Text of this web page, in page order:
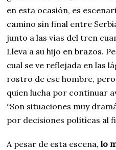
en esta ocasión, es
camino sin final entre
junto a las vías del tren
Lleva a su hijo en brazos.
cual se ve reflejada en las
rostro de ese hombre,
quien lucha por continuar
“Son situaciones muy
por decisiones políticas al
A pesar de esta escena,lo